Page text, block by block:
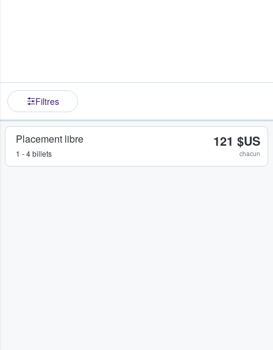
Filtres
Placement libre
1 - 4 billets
121 $US
chacun